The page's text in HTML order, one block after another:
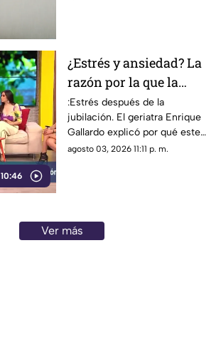
10:46
¿Estrés y ansiedad? La
razón por la que la
jubilación puede ser
incómoda
:Estrés después de la
jubilación. El geriatra Enrique
Gallardo explicó por qué este
cambio puede generar
agosto 03, 2026 11:11 p. m.
Ver más